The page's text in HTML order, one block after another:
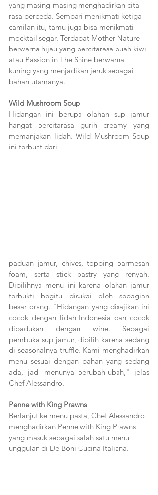
yang masing-masing menghadirkan cita
rasa berbeda. Sembari menikmati ketiga
camilan itu, tamu juga bisa menikmati
mocktail segar. Terdapat Mother Nature
berwarna hijau yang bercitarasa buah kiwi
atau Passion in The Shine berwarna
kuning yang menjadikan jeruk sebagai
bahan utamanya.
Wild Mushroom Soup
Hidangan ini berupa olahan sup jamur
hangat bercitarasa gurih creamy yang
memanjakan lidah. Wild Mushroom Soup
ini terbuat dari
paduan jamur, chives, topping parmesan
foam, serta stick pastry yang renyah.
Dipilihnya menu ini karena olahan jamur
terbukti begitu disukai oleh sebagian
besar orang. "Hidangan yang disajikan ini
cocok dengan lidah Indonesia dan cocok
dipadukan dengan wine. Sebagai
pembuka sup jamur, dipilih karena sedang
di seasonalnya truffle. Kami menghadirkan
menu sesuai dengan bahan yang sedang
ada, jadi menunya berubah-ubah," jelas
Chef Alessandro.
Penne with King Prawns
Berlanjut ke menu pasta, Chef Alessandro
menghadirkan Penne with King Prawns
yang masuk sebagai salah satu menu
unggulan di De Boni Cucina Italiana.